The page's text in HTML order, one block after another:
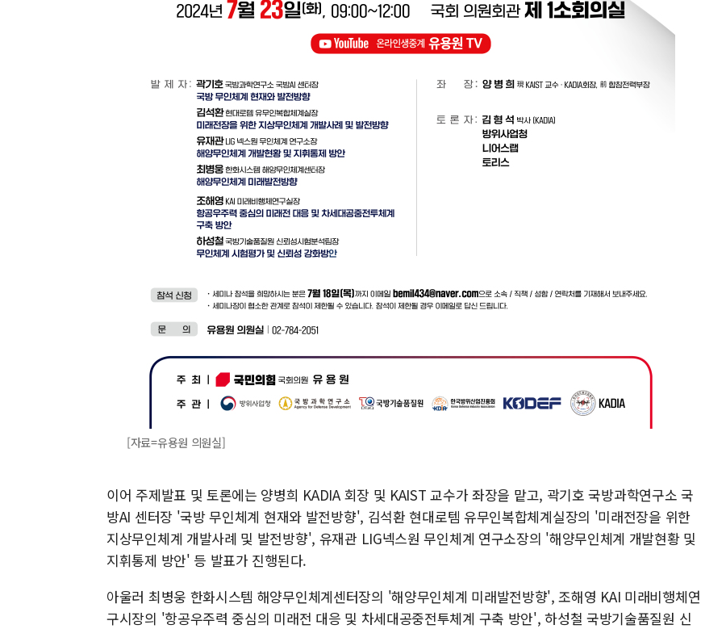
[자료=유용원 의원실]
이어 주제발표 및 토론에는 양병희 KADIA 회장 및 KAIST 교수가 좌장을 맡고, 곽기호 국방과학연구소 국
방AI 센터장 '국방 무인체계 현재와 발전방향', 김석환 현대로템 유무인복합체계실장의 '미래전장을 위한
지상무인체계 개발사례 및 발전방향', 유재관 LIG넥스원 무인체계 연구소장의 '해양무인체계 개발현황 및
지휘통제 방안' 등 발표가 진행된다.
아울러 최병웅 한화시스템 해양무인체계센터장의 '해양무인체계 미래발전방향', 조해영 KAI 미래비행체연
구시장의 '항공우주력 중심의 미래전 대응 및 차세대공중전투체계 구축 방안', 하성철 국방기술품질원 신